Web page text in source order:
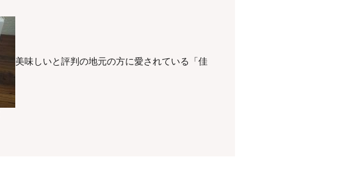
美味しいと評判の地元の方に愛されている「佳